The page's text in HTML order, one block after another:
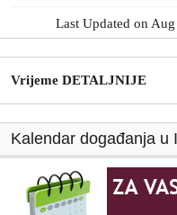
Last Updated on
Vrijeme DETALJNIJE
Kalendar događanja u